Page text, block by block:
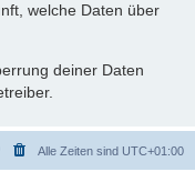
welche Daten über
deiner Daten
Alle Zeiten sind UTC+01:00